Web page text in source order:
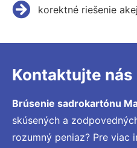
korektné riešenie
Kontaktujte nás
Brúsenie sadrokartónu
skúsených a
rozumný peniaz? Pre viac